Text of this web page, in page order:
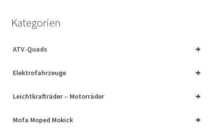
Über uns
Kategorien
+
ATV-Quads
+
Elektrofahrzeuge
+
Leichtkrafträder – Motorräder
+
Mofa Moped Mokick